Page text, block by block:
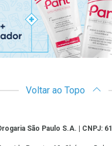
Voltar ao Topo
São Paulo S.A. | CNPJ: